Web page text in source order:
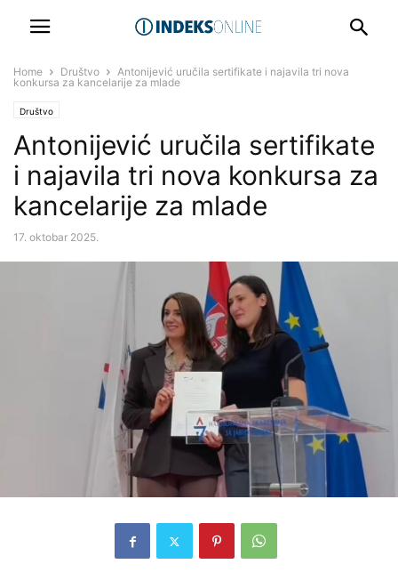
Home Društvo
Antonijević uručila sertifikate i najavila tri nova
konkursa za kancelarije za mlade
Društvo
Antonijević uručila sertifikate
i najavila tri nova konkursa za
kancelarije za mlade
17. oktobar 2025.